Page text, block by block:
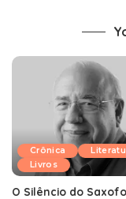
Crônica
Livros
O Silêncio do